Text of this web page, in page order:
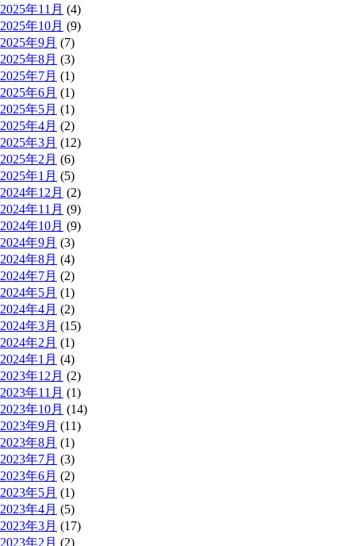
2025年11月 (4)
2025年10月 (9)
2025年9月 (7)
2025年8月 (3)
2025年7月 (1)
2025年6月 (1)
2025年5月 (1)
2025年4月 (2)
2025年3月 (12)
2025年2月 (6)
2025年1月 (5)
2024年12月 (2)
2024年11月 (9)
2024年10月 (9)
2024年9月 (3)
2024年8月 (4)
2024年7月 (2)
2024年5月 (1)
2024年4月 (2)
2024年3月 (15)
2024年2月 (1)
2024年1月 (4)
2023年12月 (2)
2023年11月 (1)
2023年10月 (14)
2023年9月 (11)
2023年8月 (1)
2023年7月 (3)
2023年6月 (2)
2023年5月 (1)
2023年4月 (5)
2023年3月 (17)
2023年2月 (2)